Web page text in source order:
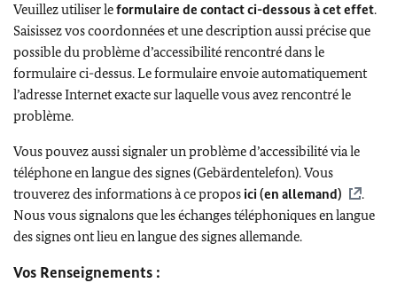
Veuillez utiliser leformulaire de contact ci-dessous à cet effet.
Saisissez vos coordonnées et une description aussi précise que
possible du problème d’accessibilité rencontré dans le
formulaire ci-dessus. Le formulaire envoie automatiquement
l’adresse Internet exacte sur laquelle vous avez rencontré le
problème.
Vous pouvez aussi signaler un problème d’accessibilité via le
téléphone en langue des signes (Gebärdentelefon). Vous
trouverez des informations à ce propos ici (en allemand)
.
Nous vous signalons que les échanges téléphoniques en langue
des signes ont lieu en langue des signes allemande.
Vos Renseignements :